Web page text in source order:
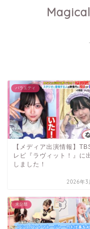
バラエティ
【メディア出演情報】
レビ『ラヴィット！』に
しました！
2026年3
未分類